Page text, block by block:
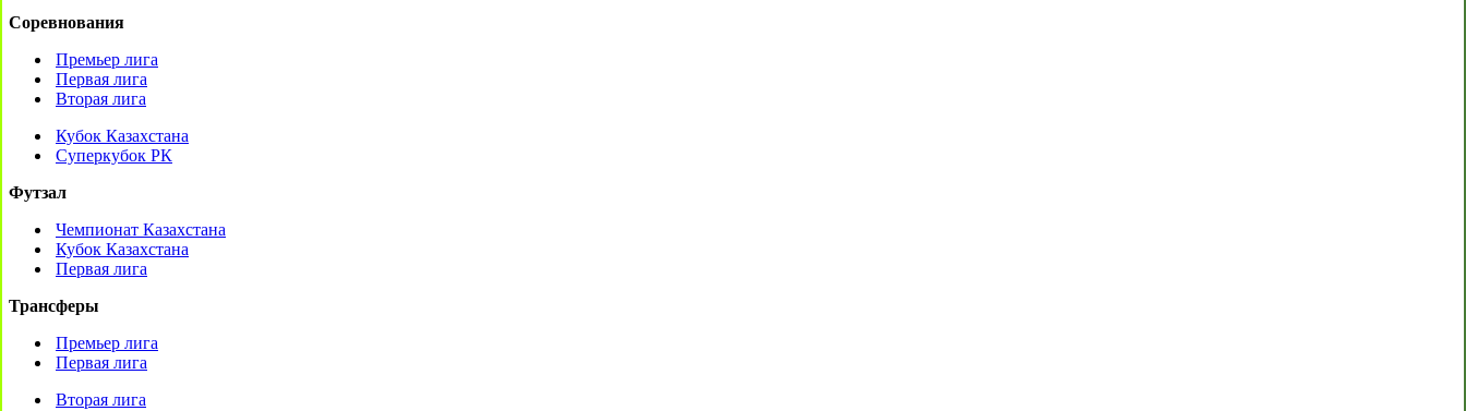
Соревнования
Премьер лига
Первая лига
Вторая лига
Кубок Казахстана
Суперкубок РК
Футзал
Чемпионат Казахстана
Кубок Казахстана
Первая лига
Трансферы
Премьер лига
Первая лига
Вторая лига